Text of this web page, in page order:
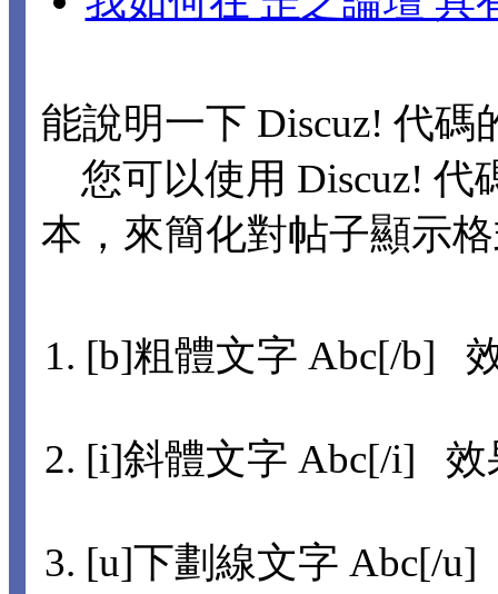
能說明一下 Discuz! 代碼
您可以使用 Discuz! 代
本，來簡化對帖子顯示
[b]粗體文字 Abc[/b]
[i]斜體文字 Abc[/i] 效
[u]下劃線文字 Abc[/